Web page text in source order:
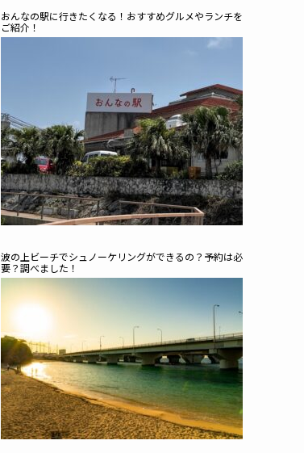
おんなの駅に行きたくなる！おすすめグルメやランチを
ご紹介！
波の上ビーチでシュノーケリングができるの？予約は必
要？調べました！